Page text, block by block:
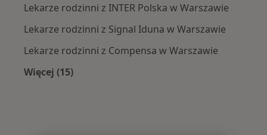
Lekarze rodzinni z INTER Polska w Warszawie
Lekarze rodzinni z Signal Iduna w Warszawie
Lekarze rodzinni z Compensa w Warszawie
Więcej (15)